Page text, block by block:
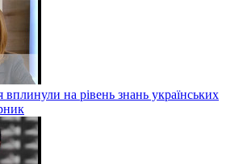
вплинули на рівень знань українських